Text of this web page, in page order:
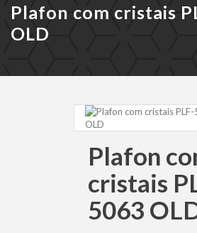
Plafon com cristais
OLD
Plafon
cristais
5063